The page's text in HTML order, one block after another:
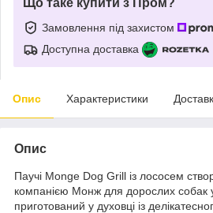
Замовлення під захистом
Доступна доставка
Опис Характеристики
Опис
Паучі Monge Dog Grill із лососем
компанією Монж для дорослих собак
приготований у духовці із